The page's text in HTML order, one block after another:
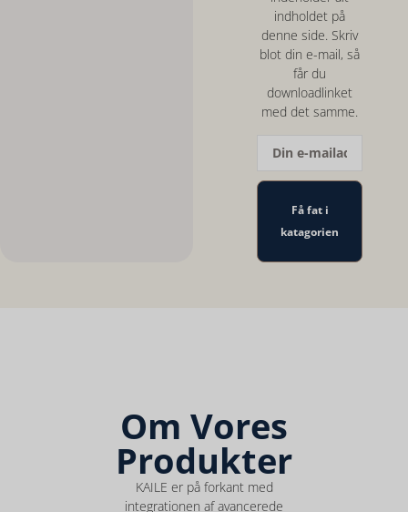
indholdet på
denne side. Skriv
blot din e-mail, så
får du
downloadlinket
med det samme.
Få fat i
katagorien
Om Vores
Produkter
KAILE er på forkant med
integrationen af avancerede